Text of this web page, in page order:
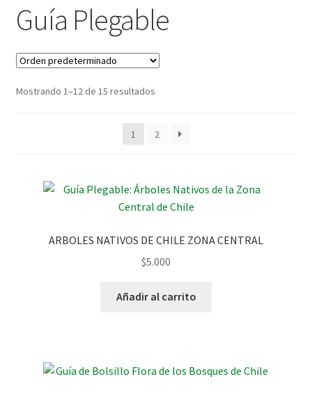
Salud y Medicina Natural
Viajes y Aventura
Infantil
Guía Plegable
Mostrando 1–12 de 15 resultados
1 2
ARBOLES NATIVOS DE CHILE ZONA CENTRAL
$5.000
Añadir al carrito